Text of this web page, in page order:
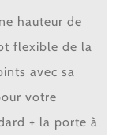
hauteur de
flexible de la
avec sa
votre
+ la porte à